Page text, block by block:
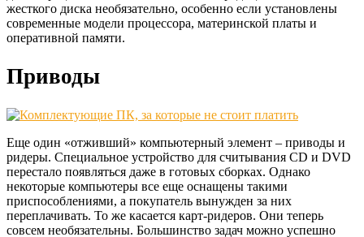
жесткого диска необязательно, особенно если установлены
современные модели процессора, материнской платы и
оперативной памяти.
Приводы
Еще один «отживший» компьютерный элемент – приводы и
ридеры. Специальное устройство для считывания CD и DVD
перестало появляться даже в готовых сборках. Однако
некоторые компьютеры все еще оснащены такими
приспособлениями, а покупатель вынужден за них
переплачивать. То же касается карт-ридеров. Они теперь
совсем необязательны. Большинство задач можно успешно